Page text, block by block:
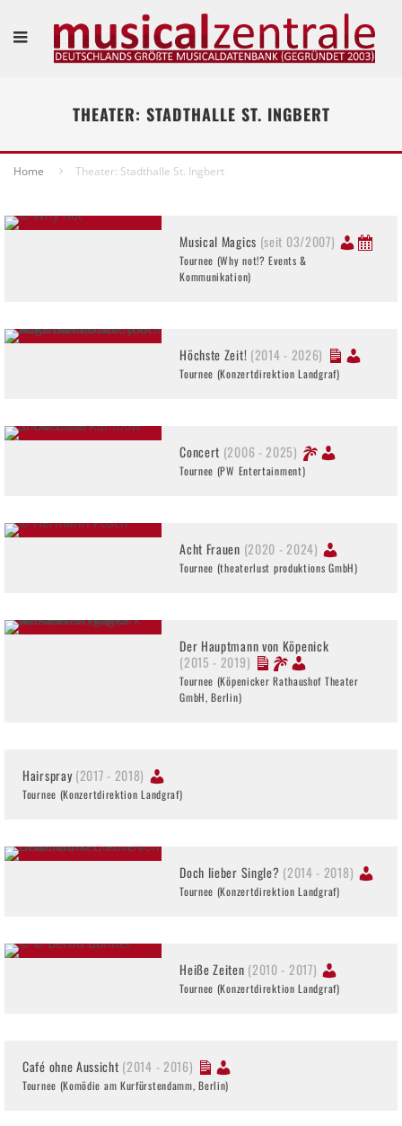
THEATER: STADTHALLE ST. INGBERT
Home Theater: Stadthalle St. Ingbert
Musical Magics (seit 03/2007)
Tournee (Why not!? Events &
Kommunikation)
Höchste Zeit! (2014 - 2026)
Tournee (Konzertdirektion Landgraf)
Concert (2006 - 2025)
Tournee (PW Entertainment)
Acht Frauen (2020 - 2024)
Tournee (theaterlust produktions GmbH)
Der Hauptmann von Köpenick
(2015 - 2019)
Tournee (Köpenicker Rathaushof Theater
GmbH, Berlin)
Hairspray(2017 - 2018)
Tournee (Konzertdirektion Landgraf)
Doch lieber Single? (2014 - 2018)
Tournee (Konzertdirektion Landgraf)
Heiße Zeiten (2010 - 2017)
Tournee (Konzertdirektion Landgraf)
Café ohne Aussicht (2014 - 2016)
Tournee (Komödie am Kurfürstendamm, Berlin)